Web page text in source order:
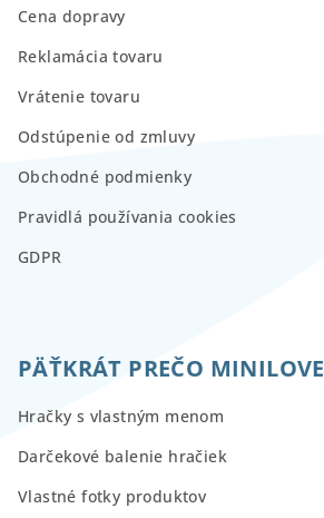
Cena dopravy
Reklamácia tovaru
Vrátenie tovaru
Odstúpenie od zmluvy
Obchodné podmienky
Pravidlá používania cookies
GDPR
PÄŤKRÁT PREČO MINILOVE
Hračky s vlastným menom
Darčekové balenie hračiek
Vlastné fotky produktov